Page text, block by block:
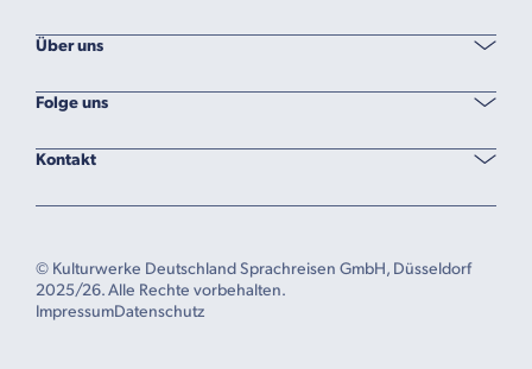
Über uns
Folge uns
Kontakt
© Kulturwerke Deutschland Sprachreisen GmbH, Düsseldorf
2025/26. Alle Rechte vorbehalten.
ImpressumDatenschutz